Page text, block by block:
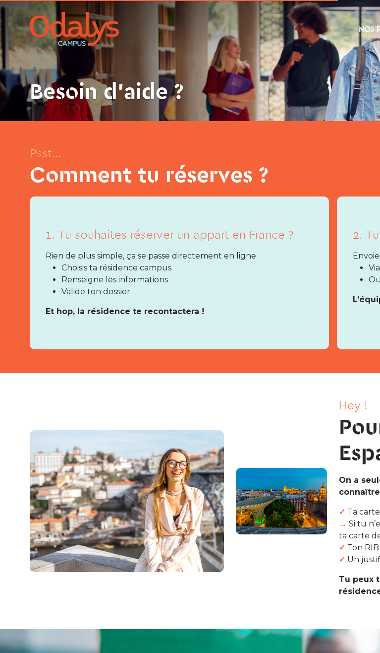
NOS
Besoin d’aide ?
Psst...
Comment tu réserves ?
1. Tu souhaites réserver un appart en France ?
Rien de plus simple, ça se passe directement en ligne :
Choisis ta résidence campus
Renseigne les informations
Valide ton dossier
Et hop, la résidence te recontactera !
2.
Hey !
On a
✓ Ta
→ Si tu
ta carte
✓ Ton RIB
✓ Un
Tu peux